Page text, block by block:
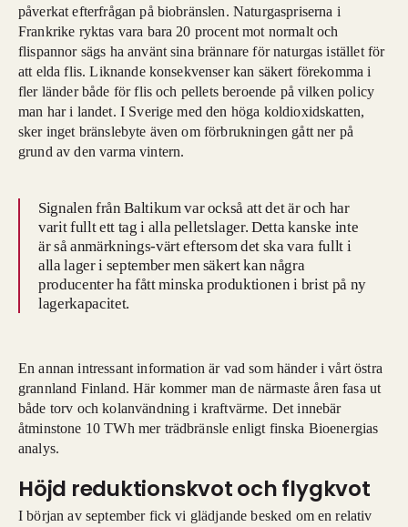
påverkat efterfrågan på biobränslen. Naturgaspriserna i
Frankrike ryktas vara bara 20 procent mot normalt och
flispannor sägs ha använt sina brännare för naturgas istället för
att elda flis. Liknande konsekvenser kan säkert förekomma i
fler länder både för flis och pellets beroende på vilken policy
man hari landet. I Sverige med den höga koldioxidskatten,
sker inget bränslebyte även om förbrukningen gått ner på
grund av den varma vintern.
Signalen från Baltikum var också attdet är och har
varit fullt ett tag i alla pelletslager. Detta kanske inte
är så anmärknings-värt eftersom det ska vara fullt i
alla lager i september men säkert kan några
producenter ha fått minska produktionen i brist på ny
lagerkapacitet.
En annan intressant information är vad som händer i vårt östra
grannland Finland. Här kommer man de närmaste åren fasa ut
både torv och kolanvändning i kraftvärme. Det innebär
åtminstone 10 TWh mer trädbränsle enligt finska Bioenergias
analys.
Höjd reduktionskvot och flygkvot
I början av september fick vi glädjande besked om en relativ